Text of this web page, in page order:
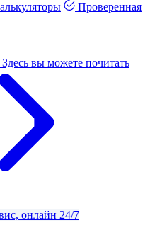
Проверенная
Здесь вы можете почитать
онлайн 24/7